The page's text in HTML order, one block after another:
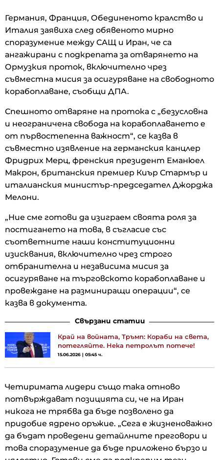
Германия, Франция, Обединеното кралство и
Италия заявиха след обявеното мирно
споразумение между САЩ и Иран, че са
ангажирани с подкрепата за отварянето на
Ормузкия проток, включително чрез
съвместна мисия за осигуряване на свободното
корабоплаване, съобщи ДПА.
Спешното отваряне на протока с „безусловна
и неограничена свобода на корабоплаването е
от първостепенна важност“, се казва в
съвместно изявление на германския канцлер
Фридрих Мерц, френския президент Еманюел
Макрон, британския премиер Киър Стармър и
италианския министър-председател Джорджа
Мелони.
„Ние сме готови да изиграем своята роля за
постигането на това, в съгласие със
съответните наши конституционни
изисквания, включително чрез строго
отбранителна и независима мисия за
осигуряване на търговското корабоплаване и
провеждане на разминиращи операции“, се
казва в документа.
Свързани статии
Край на войната, Тръмп: Кораби на света,
потегляйте. Нека петролът потече!
15.06.2026 | 05:45 ч.
Четиримата лидери също така отново
потвърждават позицията си, че на Иран
никога не трябва да бъде позволено да
придобие ядрено оръжие. „Сега е жизненоважно
да бъдат проведени детайлните преговори и
това споразумение да бъде приложено бързо и